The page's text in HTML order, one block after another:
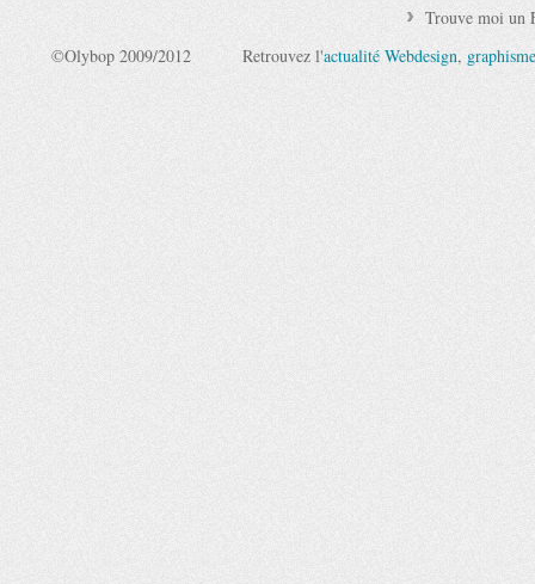
Trouve moi un
©Olybop 2009/2012
Retrouvez l'actualité Webdesign, graphisme